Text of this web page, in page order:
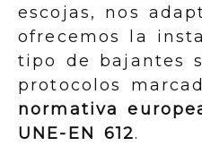
escojas, nos
ofrecemos la
tipo de bajantes
protocolos
normativa
UNE-EN 612.